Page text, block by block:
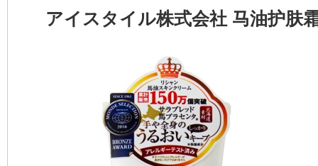
アイスタイル株式会社 马油护肤